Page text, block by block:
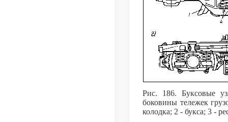
Рис. 186. Буксовые
боковины тележек
колодка; 2 - букса; 3 -